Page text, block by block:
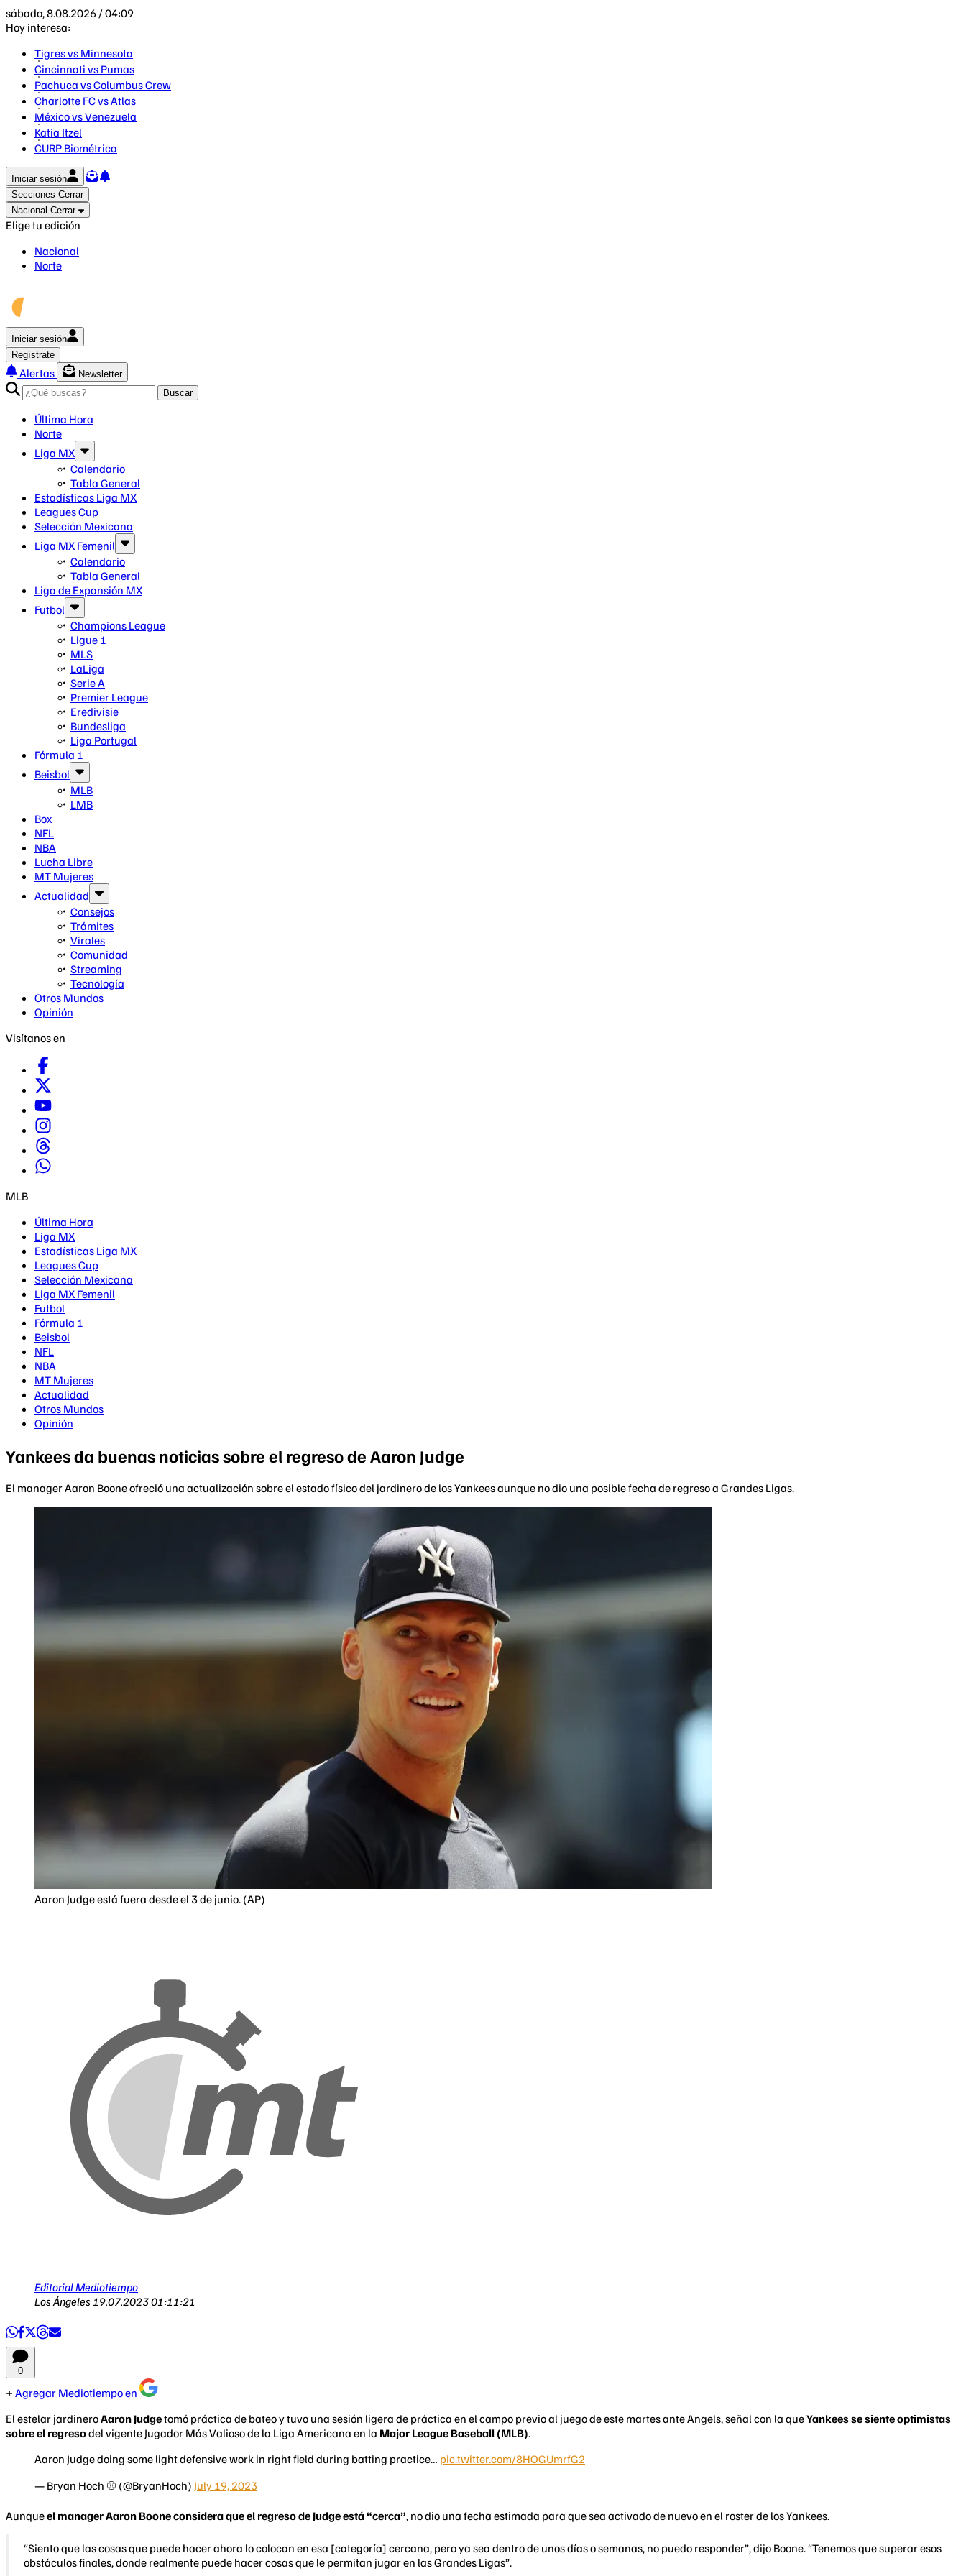
sábado, 8.08.2026 / 04:09
Hoy interesa:
Tigres vs Minnesota
Cincinnati vs Pumas
Pachuca vs Columbus Crew
Charlotte FC vs Atlas
México vs Venezuela
Katia Itzel
CURP Biométrica
Iniciar sesión
Secciones Cerrar
Nacional Cerrar
Elige tu edición
Nacional
Norte
Iniciar sesión
Regístrate
Alertas
Newsletter
Buscar
Última Hora
Norte
Liga MX
Calendario
Tabla General
Estadísticas Liga MX
Leagues Cup
Selección Mexicana
Liga MX Femenil
Calendario
Tabla General
Liga de Expansión MX
Futbol
Champions League
Ligue 1
MLS
LaLiga
Serie A
Premier League
Eredivisie
Bundesliga
Liga Portugal
Fórmula 1
Beisbol
MLB
LMB
Box
NFL
NBA
Lucha Libre
MT Mujeres
Actualidad
Consejos
Trámites
Virales
Comunidad
Streaming
Tecnología
Otros Mundos
Opinión
Visítanos en
MLB
Última Hora
Liga MX
Estadísticas Liga MX
Leagues Cup
Selección Mexicana
Liga MX Femenil
Futbol
Fórmula 1
Beisbol
NFL
NBA
MT Mujeres
Actualidad
Otros Mundos
Opinión
Yankees da buenas noticias sobre el regreso de Aaron Judge
El manager Aaron Boone ofreció una actualización sobre el estado físico del jardinero de los Yankees aunque no dio una posible fecha de regreso a Grandes Ligas.
Aaron Judge está fuera desde el 3 de junio. (AP)
Editorial Mediotiempo
Los Ángeles 19.07.2023 01:11:21
0
Agregar Mediotiempo en
El estelar jardineroAaron Judgetomó práctica de bateo y tuvo una sesión ligera de práctica en el campo previo al juego de este martes ante Angels, señal con la queYankees se siente optimistas
sobre el regresodel vigente Jugador Más Valioso de la Liga Americana en la Major League Baseball (MLB).
Aaron Judge doing some light defensive work in right field during batting practice… pic.twitter.com/8HOGUmrfG2
— Bryan Hoch ⚾️ (@BryanHoch) July 19, 2023
Aunqueel manager Aaron Boone considera que el regreso de Judge está “cerca”, no dio una fecha estimada para que sea activado de nuevo en el roster de los Yankees.
“Siento que las cosas que puede hacer ahora lo colocan en esa [categoría] cercana, pero ya sea dentro de unos días o semanas, no puedo responder”, dijo Boone. “Tenemos que superar esos
obstáculos finales, donde realmente puede hacer cosas que le permitan jugar en las Grandes Ligas”.